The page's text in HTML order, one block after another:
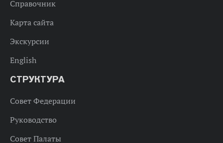
Справочник
Карта сайта
Экскурсии
English
СТРУКТУРА
Совет Федерации
Руководство
Совет Палаты